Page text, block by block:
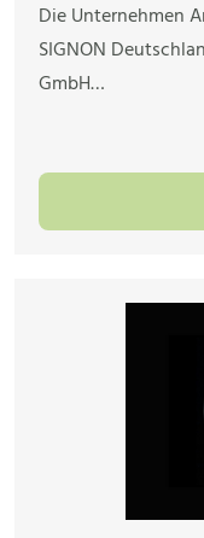
Die Unternehmen
SIGNON
GmbH…